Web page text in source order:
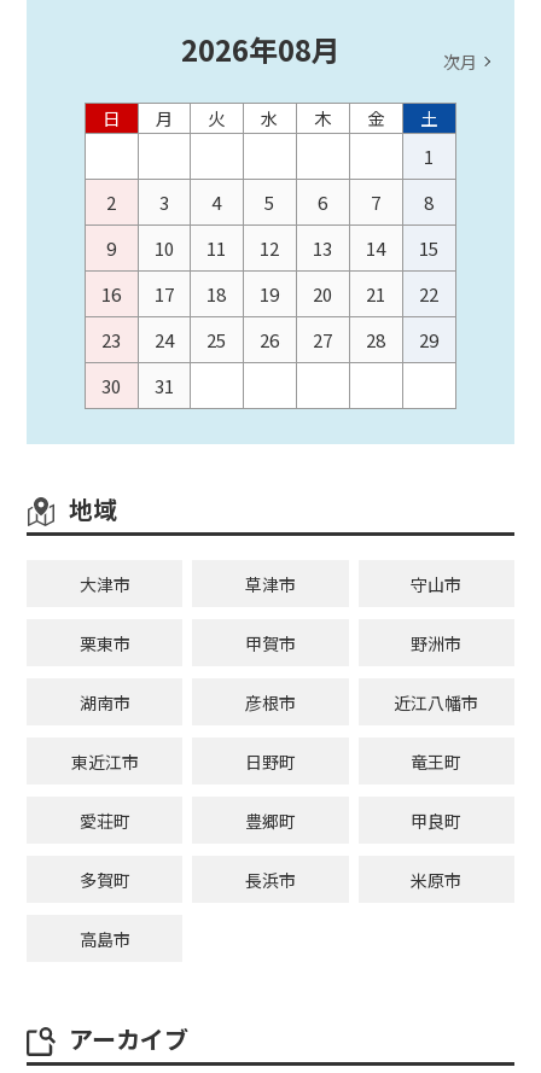
2026年08月 次月
日 月 火 水 木 金
土
1
2
3 4 5 6 7
8
9
10 11 12 13 14
15
16
17 18 19 20 21
22
23
24 25 26 27 28
29
30
31
地域
大津市 草津市 守山市
栗東市 甲賀市 野洲市
湖南市 彦根市 近江八幡市
東近江市 日野町 竜王町
愛荘町 豊郷町 甲良町
多賀町 長浜市 米原市
高島市
アーカイブ